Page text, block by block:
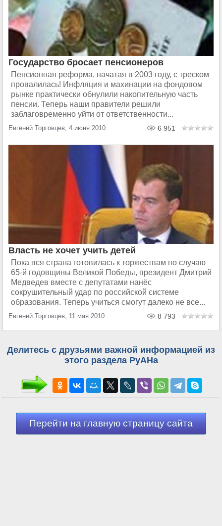
Государство бросает пенсионеров
Пенсионная реформа, начатая в 2003 году, с треском
провалилась! Инфляция и махинации на фондовом
рынке практически обнулили накопительную часть
пенсии. Теперь наши правители решили
заблаговременно уйти от ответственности...
Евгений Торговцев, 4 июня 2010 6 951
Власть не хочет учить детей
Пока вся страна готовилась к торжествам по случаю
65-й годовщины Великой Победы, президент Дмитрий
Медведев вместе с депутатами нанёс
сокрушительный удар по российской системе
образования. Теперь учиться смогут далеко не все...
Евгений Торговцев, 11 мая 2010 8 793
Делитесь с друзьями важной информацией из
этого раздела РуАНа
Перейти на главную страницу сайта